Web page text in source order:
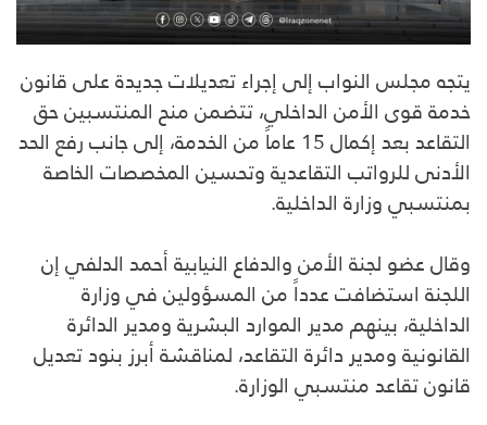
يتجه مجلس النواب إلى إجراء تعديلات جديدة على قانون
خدمة قوى الأمن الداخلي، تتضمن منح المنتسبين حق
التقاعد بعد إكمال 15 عاماً من الخدمة، إلى جانب رفع الحد
الأدنى للرواتب التقاعدية وتحسين المخصصات الخاصة
بمنتسبي وزارة الداخلية.
وقال عضو لجنة الأمن والدفاع النيابية أحمد الدلفي إن
اللجنة استضافت عدداً من المسؤولين في وزارة
الداخلية، بينهم مدير الموارد البشرية ومدير الدائرة
القانونية ومدير دائرة التقاعد، لمناقشة أبرز بنود تعديل
قانون تقاعد منتسبي الوزارة.